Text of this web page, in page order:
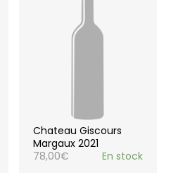
Chateau Giscours
Margaux 2021
78,00€ En stock